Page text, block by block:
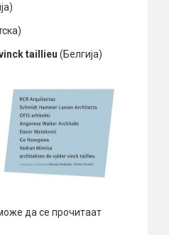
taillieu (Белгија)
да се прочитаат